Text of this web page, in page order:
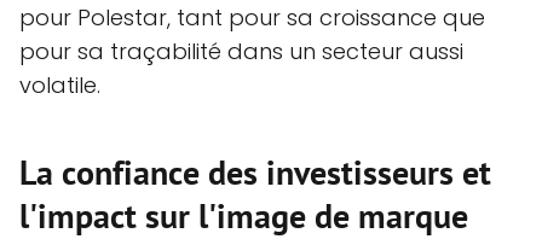
pour Polestar, tant pour sa croissance que
pour sa traçabilité dans un secteur aussi
volatile.
La confiance des investisseurs et
l'impact sur l'image de marque